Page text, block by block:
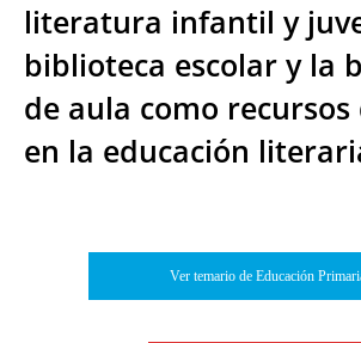
literatura infantil y
biblioteca escolar y la
de aula como
en la educación
Ver temario de Educación